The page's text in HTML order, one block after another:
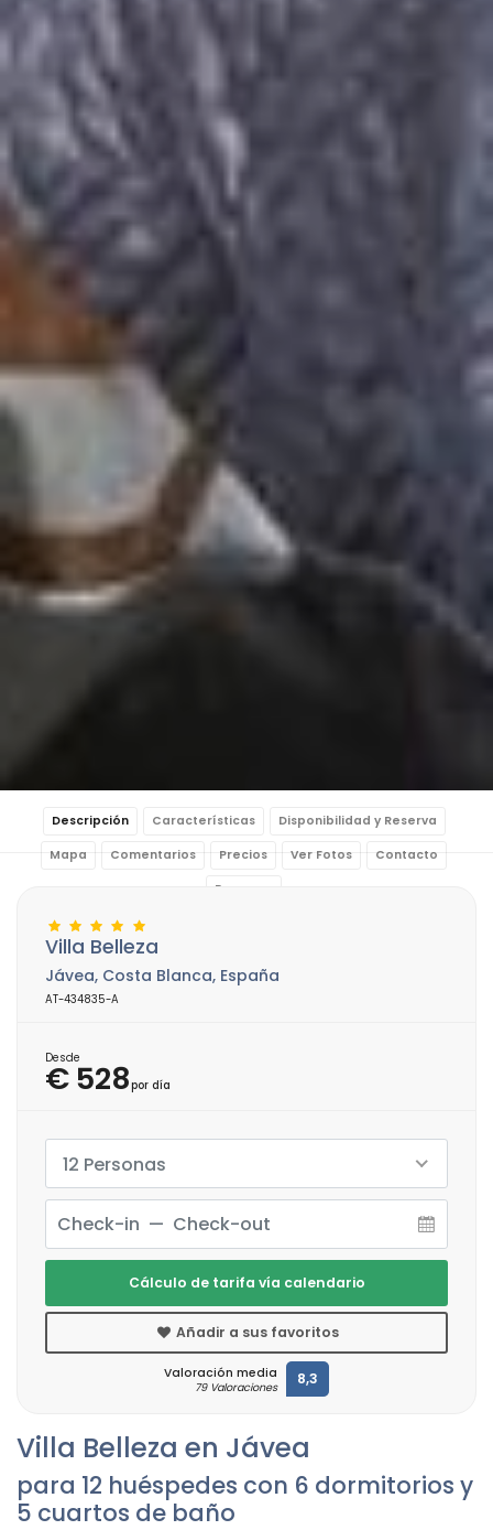
Descripción Características Disponibilidad y Reserva
Mapa Comentarios Precios Ver Fotos Contacto
Reservar
Villa Belleza en Jávea
para 12 huéspedes con 6 dormitorios y
5 cuartos de baño
Villa Belleza
Jávea, Costa Blanca, España
AT-434835-A
Desde
€ 528por día
12 Personas
Cálculo de tarifa vía calendario
Añadir a sus favoritos
Valoración media
79 Valoraciones 8,3